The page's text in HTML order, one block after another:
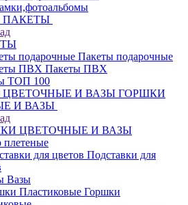
ПАКЕТЫ
Пакеты подарочные
Пакеты ПВХ
ТОП 100
ГОРШКИ
И ВАЗЫ
ЦВЕТОЧНЫЕ И ВАЗЫ
Подставки для
Вазы
Горшки